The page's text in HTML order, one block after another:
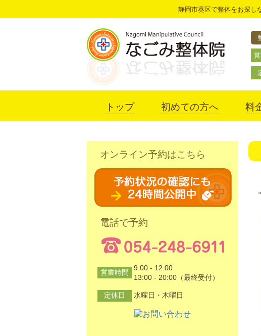
静岡市葵区で整体をお探し
トップ 初めての方へ 料
オンライン予約はこちら
電話で予約
営業時間
9:00 - 12:00
13:00 - 20:00（最終受付）
定休日 水曜日・木曜日